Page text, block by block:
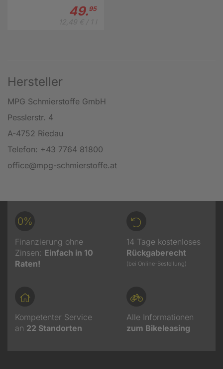
49.95
Hersteller
MPG Schmierstoffe GmbH
Pesslerstr. 4
A-4752 Riedau
Telefon: +43 7764 81800
office@mpg-schmierstoffe.at
0%
Finanzierung ohne
Zinsen: Einfach in 10
Raten!
14 Tage kostenloses
Rückgaberecht
(bei Online-Bestellung)
Kompetenter Service
an 22 Standorten
Alle Informationen
zum Bikeleasing